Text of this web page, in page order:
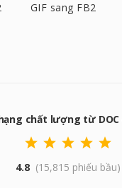
GIF sang FB2
chất lượng từ DOC
4.8 (15,815 phiếu bầu)